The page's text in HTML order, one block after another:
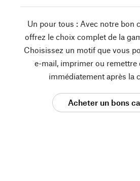
Un pour tous : Avec notre bon
offrez le choix complet de la
Choisissez un motif que vous
e-mail, imprimer ou remettre
immédiatement après la
Acheter un bons